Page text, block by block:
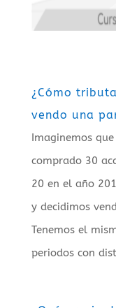
¿Cómo
vendo una
Imaginemos
comprado 30
20 en el año
y decidimos
Tenemos el
periodos con